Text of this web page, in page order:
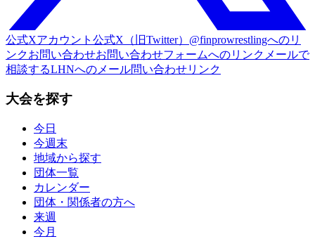
公式Xアカウント 公式X（旧Twitter）@finprowrestlingへのリ
ンクお問い合わせお問い合わせフォームへのリンク メールで
相談するLHNへのメール問い合わせリンク
大会を探す
今日
今週末
地域から探す
団体一覧
カレンダー
団体・関係者の方へ
来週
今月